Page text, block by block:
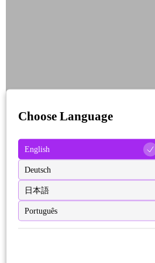
Choose Language
English
Deutsch
日本語
Português